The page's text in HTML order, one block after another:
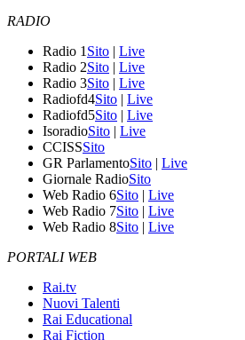
RADIO
Radio 1 Sito | Live
Radio 2Sito | Live
Radio 3Sito | Live
Radiofd4Sito | Live
Radiofd5Sito | Live
IsoradioSito | Live
CCISSSito
GR ParlamentoSito | Live
Giornale RadioSito
Web Radio 6Sito | Live
Web Radio 7Sito | Live
Web Radio 8Sito | Live
PORTALI WEB
Rai.tv
Nuovi Talenti
Rai Educational
Rai Fiction